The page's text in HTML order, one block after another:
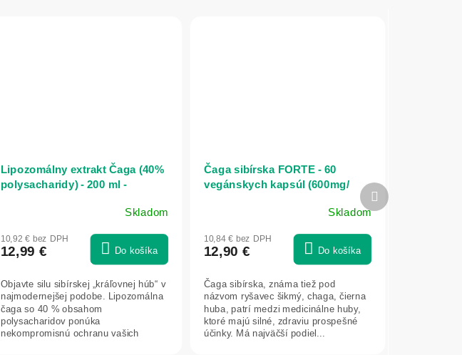
Lipozomálny extrakt Čaga (40%
polysacharidy) - 200 ml -
produktu
z
5
hviezdičiek.
Skladom
10,92 € bez DPH
12,99 € Do košíka
Objavte silu sibírskej „kráľovnej húb“ v
najmodernejšej podobe. Lipozomálna
čaga so 40 % obsahom
polysacharidov ponúka
nekompromisnú ochranu vašich
Čaga sibírska FORTE - 60
vegánskych kapsúl (600mg/
produktu
5,0
z
5
hviezdičiek.
Skladom
10,84 € bez DPH
12,90 € Do košíka
Čaga sibírska, známa tiež pod
názvom ryšavec šikmý, chaga, čierna
huba, patrí medzi medicinálne huby,
ktoré majú silné, zdraviu prospešné
účinky. Má najväčší podiel...
Ďalší
produkt